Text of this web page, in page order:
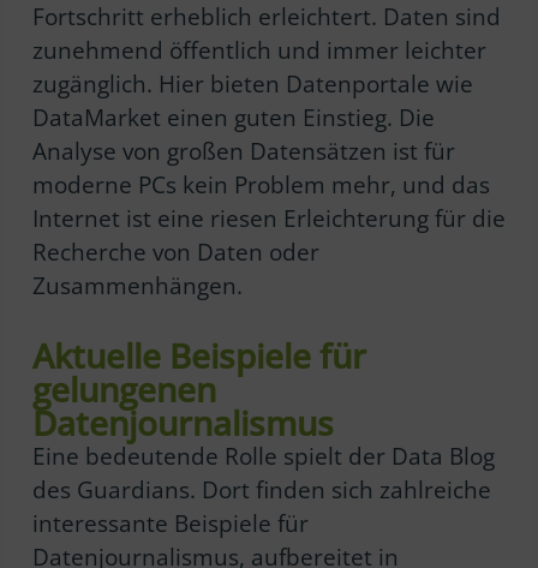
Fortschritt erheblich erleichtert. Daten sind
zunehmend öffentlich und immer leichter
zugänglich. Hier bieten Datenportale wie
DataMarket einen guten Einstieg. Die
Analyse von großen Datensätzen ist für
moderne PCs kein Problem mehr, und das
Internet ist eine riesen Erleichterung für die
Recherche von Daten oder
Zusammenhängen.
Aktuelle Beispiele für
gelungenen
Datenjournalismus
Eine bedeutende Rolle spielt der Data Blog
des Guardians. Dort finden sich zahlreiche
interessante Beispiele für
Datenjournalismus, aufbereitet in